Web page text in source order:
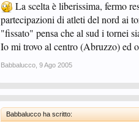
La scelta è liberissima, fermo
partecipazioni di atleti del nord ai
"fissato" pensa che al sud i tornei
Io mi trovo al centro (Abruzzo) ed
Babbalucco 9 Ago 2005
Babbalucco ha scritto: